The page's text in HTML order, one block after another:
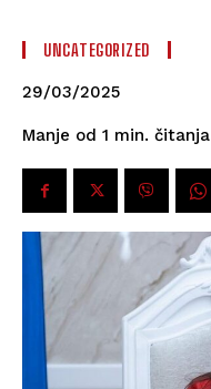
UNCATEGORIZED
29/03/2025
Manje od 1 min. čitanja